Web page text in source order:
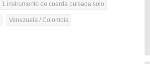
1 instrumento de cuerda pulsada solo
Venezuela / Colombia